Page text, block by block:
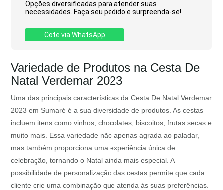
Opções diversificadas para atender suas
necessidades. Faça seu pedido e surpreenda-se!
Cote via WhatsApp
Variedade de Produtos na Cesta De
Natal Verdemar 2023
Uma das principais características da Cesta De Natal Verdemar
2023 em Sumaré é a sua diversidade de produtos. As cestas
incluem itens como vinhos, chocolates, biscoitos, frutas secas e
muito mais. Essa variedade não apenas agrada ao paladar,
mas também proporciona uma experiência única de
celebração, tornando o Natal ainda mais especial. A
possibilidade de personalização das cestas permite que cada
cliente crie uma combinação que atenda às suas preferências.